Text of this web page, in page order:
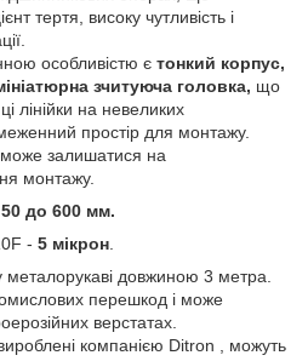
тертя, високу чутливість і
особливістю є тонкий корпус,
зчитуюча головка, що
лінійки на невеликих
простір для монтажу.
залишатися на
монтажу.
50 до 600 мм.
- 5 мікрон
металорукаві довжиною 3 метра.
перешкод і може
верстатах.
вироблені компанією Ditron , можуть